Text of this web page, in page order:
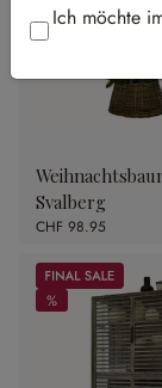
Svalberg
CHF 98.95
Sale
%
%
Ich möchte